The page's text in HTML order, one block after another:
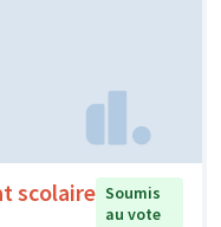
scolaire Soumis
au vote